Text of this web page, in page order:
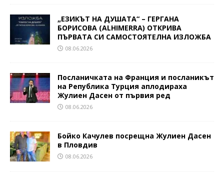
„ЕЗИКЪТ НА ДУШАТА“ – ГЕРГАНА
БОРИСОВА (ALHIMERRA) ОТКРИВА
ПЪРВАТА СИ САМОСТОЯТЕЛНА ИЗЛОЖБА
08.06.2026
Посланичката на Франция и посланикът
на Република Турция аплодираха
Жулиен Дасен от първия ред
08.06.2026
Бойко Качулев посрещна Жулиен Дасен
в Пловдив
08.06.2026